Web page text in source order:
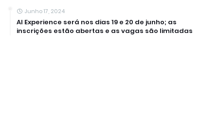
Junho 17, 2024
AI Experience será nos dias 19 e 20 de junho; as
inscrições estão abertas e as vagas são limitadas